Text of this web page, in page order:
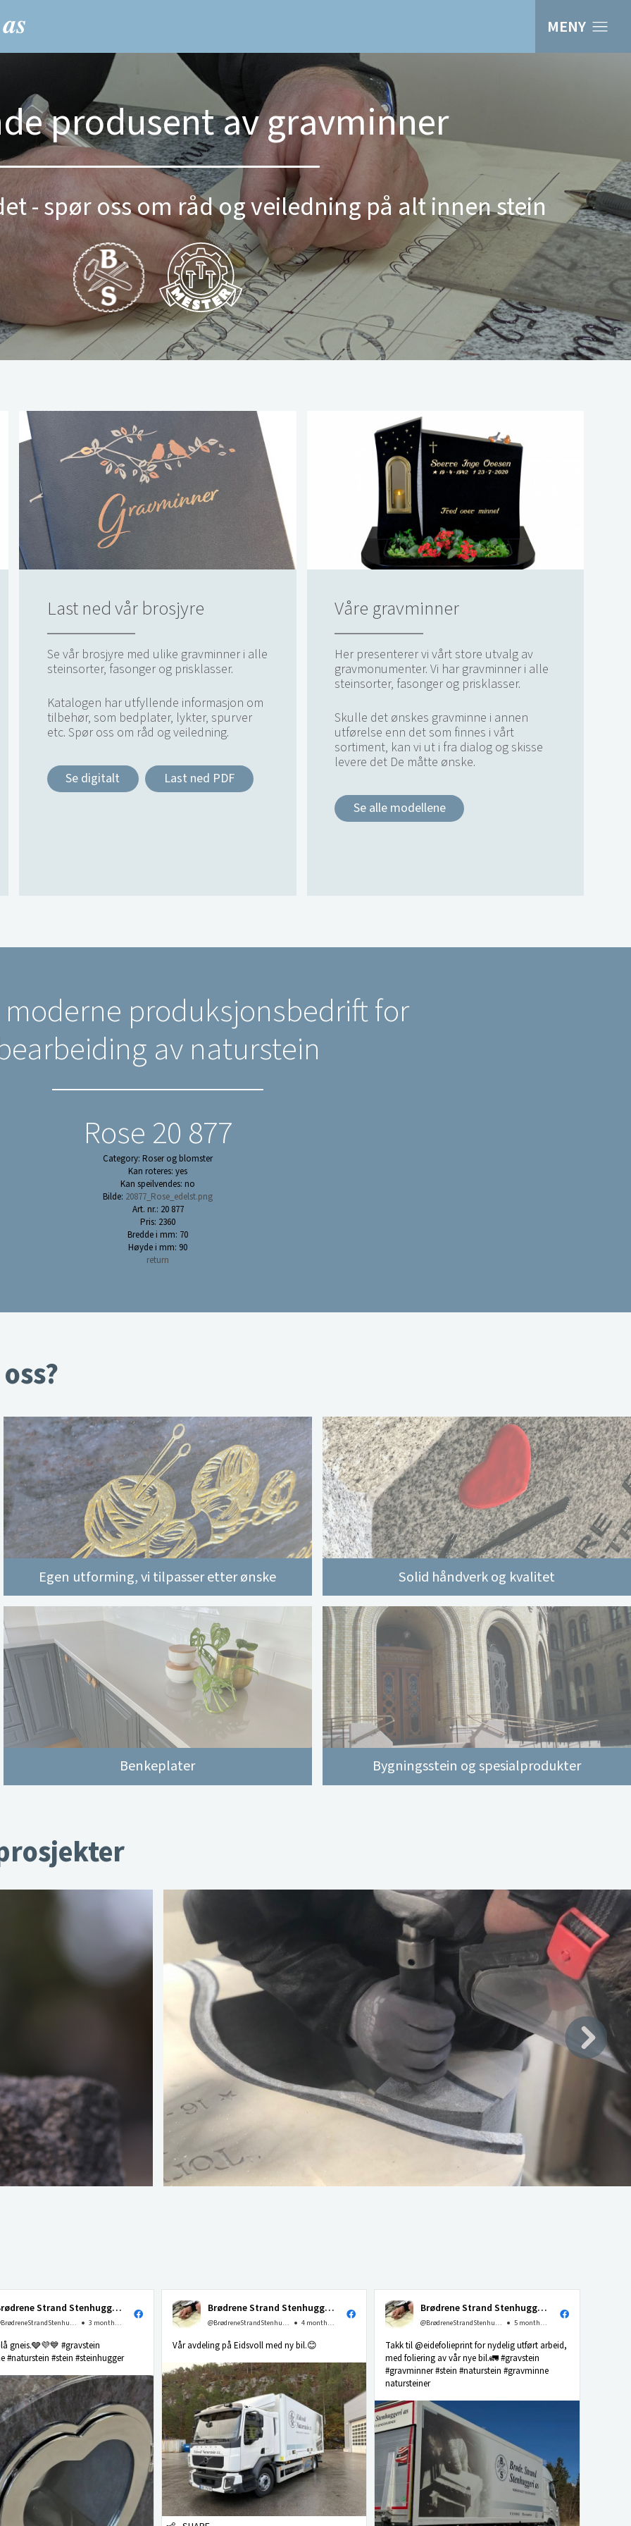
MENY
produsent av gravminner
- spør oss om råd og veiledning på alt innen stein
Last ned vår brosjyre
Se vår brosjyre med ulike gravminner i alle
steinsorter, fasonger og prisklasser.
Katalogen har utfyllende informasjon om
tilbehør, som bedplater, lykter, spurver
etc. Spør oss om råd og veiledning.
Se digitalt Last ned PDF
Våre gravminner
Her presenterer vi vårt store utvalg av
gravmonumenter. Vi har gravminner i alle
steinsorter, fasonger og prisklasser.
Skulle det ønskes gravminne i annen
utførelse enn det som finnes i vårt
sortiment, kan vi ut i fra dialog og skisse
levere det De måtte ønske.
Se alle modellene
moderne produksjonsbedrift for
av naturstein
Rose 20 877
Category: Roser og blomster
Kan roteres: yes
Kan speilvendes: no
Bilde: 20877_Rose_edelst.png
Art. nr.: 20 877
Pris: 2360
Bredde i mm: 70
Høyde i mm: 90
return
Egen utforming, vi tilpasser etter ønske Solid håndverk og kvalitet
Benkeplater Bygningsstein og spesialprodukter
Brødrene Strand Stenhuggeri as
@BrødreneStrandStenhuggerias 3 months ago
gneis.🩶💜💙 #gravstein
#naturstein #stein #steinhugger
Brødrene Strand Stenhuggeri as
@BrødreneStrandStenhuggerias 4 months ago
Vår avdeling på Eidsvoll med ny bil.😊
Brødrene Strand Stenhuggeri as
@BrødreneStrandStenhuggerias 5 months ago
Takk til @eidefolieprint for nydelig utført arbeid,
med foliering av vår nye bil.🚛 #gravstein
#gravminner #stein #naturstein #gravminne
natursteiner